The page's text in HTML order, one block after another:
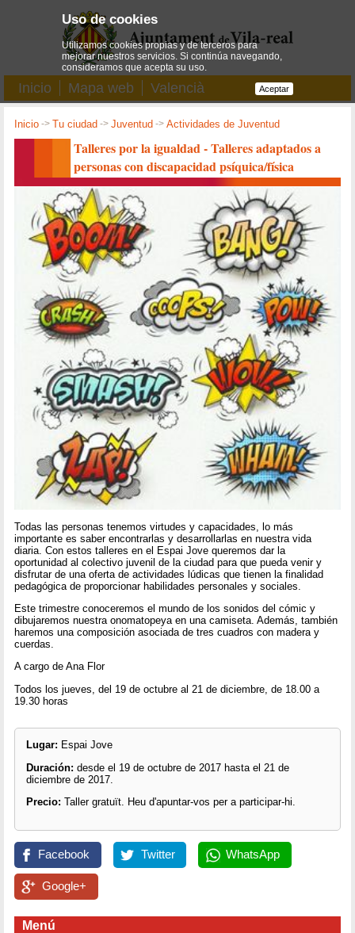
Inicio Mapa web Valencià
Inicio ->Tu ciudad ->Juventud ->Actividades de Juventud
Talleres por la igualdad - Talleres adaptados a
personas con discapacidad psíquica/física
Todas las personas tenemos virtudes y capacidades, lo más
importante es saber encontrarlas y desarrollarlas en nuestra vida
diaria. Con estos talleres en el Espai Jove queremos dar la
oportunidad al colectivo juvenil de la ciudad para que pueda venir y
disfrutar de una oferta de actividades lúdicas que tienen la finalidad
pedagógica de proporcionar habilidades personales y sociales.
Este trimestre conoceremos el mundo de los sonidos del cómic y
dibujaremos nuestra onomatopeya en una camiseta. Además, también
haremos una composición asociada de tres cuadros con madera y
cuerdas.
A cargo de Ana Flor
Todos los jueves, del 19 de octubre al 21 de diciembre, de 18.00 a
19.30 horas
Lugar: Espai Jove
Duración: desde el 19 de octubre de 2017 hasta el 21 de
diciembre de 2017.
Precio: Taller gratuït. Heu d'apuntar-vos per a participar-hi.
Facebook Twitter WhatsApp
Google+
Menú
Uso de cookies
Utilizamos cookies propias y de terceros para
mejorar nuestros servicios. Si continúa navegando,
consideramos que acepta su uso.
Aceptar